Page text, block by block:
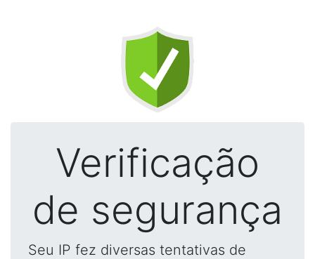
Verificação
de segurança
Seu IP fez diversas tentativas de